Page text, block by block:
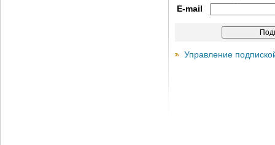
E-mail
Управление